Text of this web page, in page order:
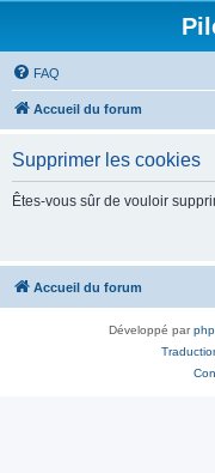
FAQ
Accueil du forum
Supprimer les cookies
Êtes-vous sûr de vouloir
Accueil du forum
Développé par